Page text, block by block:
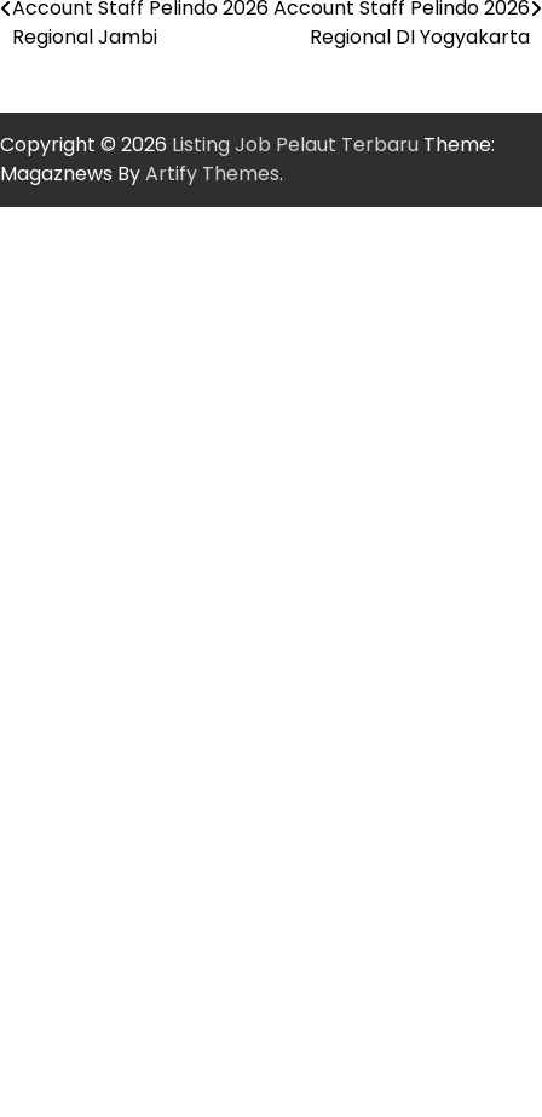
navigation
Account Staff Pelindo 2026
Regional Jambi
Account Staff Pelindo 2026
Regional DI Yogyakarta
Copyright © 2026 Listing Job Pelaut Terbaru Theme:
Magaznews ByArtify Themes.